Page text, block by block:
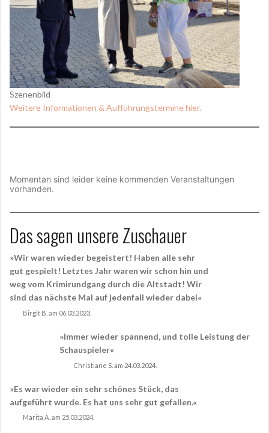
Szenenbild
Weitere Informationen & Aufführungstermine hier.
Momentan sind leider keine kommenden Veranstaltungen
vorhanden.
Das sagen unsere Zuschauer
»Wir waren wieder begeistert! Haben alle sehr
gut gespielt! Letztes Jahr waren wir schon hin und
weg vom Krimirundgang durch die Altstadt! Wir
sind das nächste Mal auf jedenfall wieder dabei«
Birgit B. am 06.03.2023.
»Immer wieder spannend, und tolle Leistung der
Schauspieler«
Christiane S. am 24.03.2024.
»Es war wieder ein sehr schönes Stück, das
aufgeführt wurde. Es hat uns sehr gut gefallen.«
Marita A. am 25.03.2024.